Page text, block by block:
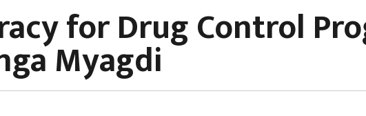
for Drug Control
Myagdi